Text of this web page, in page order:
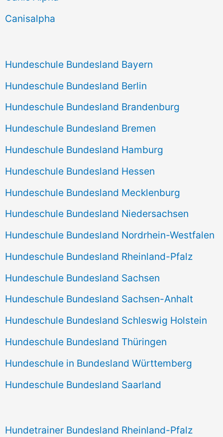
h
Canisalpha
Hundeschule Bundesland Bayern
Hundeschule Bundesland Berlin
Hundeschule Bundesland Brandenburg
Hundeschule Bundesland Bremen
Hundeschule Bundesland Hamburg
Hundeschule Bundesland Hessen
Hundeschule Bundesland Mecklenburg
Hundeschule Bundesland Niedersachsen
Hundeschule Bundesland Nordrhein-Westfalen
Hundeschule Bundesland Rheinland-Pfalz
Hundeschule Bundesland Sachsen
Hundeschule Bundesland Sachsen-Anhalt
Hundeschule Bundesland Schleswig Holstein
Hundeschule Bundesland Thüringen
Hundeschule in Bundesland Württemberg
Hundeschule Bundesland Saarland
Hundetrainer Bundesland Rheinland-Pfalz